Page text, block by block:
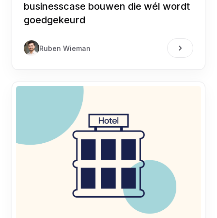
businesscase bouwen die wél wordt
goedgekeurd
Ruben Wieman